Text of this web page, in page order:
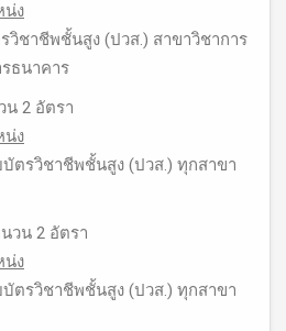
น่ง
ชาชีพชั้นสูง (ปวส.) สาขาวิชาการ
ธนาคาร
น 2 อัตรา
น่ง
รวิชาชีพชั้นสูง (ปวส.) ทุกสาขา
วน 2 อัตรา
น่ง
รวิชาชีพชั้นสูง (ปวส.) ทุกสาขา